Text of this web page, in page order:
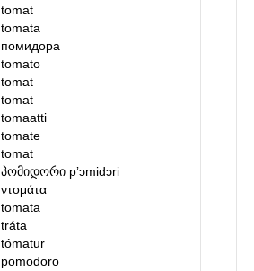
tomat
tomata
помидора
tomato
tomat
tomat
tomaatti
tomate
tomat
პომიდორი pʼɔmidɔri
ντομάτα
tomata
tráta
tómatur
pomodoro